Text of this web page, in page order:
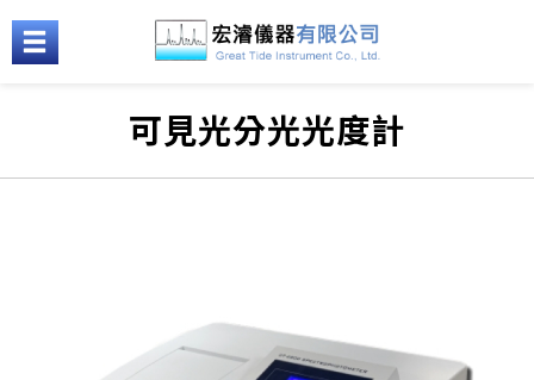
可見光分光光度計